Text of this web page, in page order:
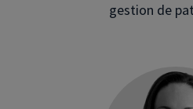
gestion de